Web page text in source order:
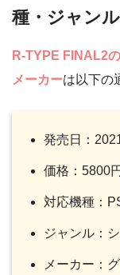
種・ジャン
R-TYPE FINAL2
メーカーは以下の
発売日：
価格：5800
対応機種：
ジャンル：
メーカー：